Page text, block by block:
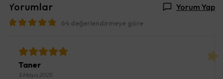
Yorumlar Yorum Yap
64 değerlendirmeye göre
Taner
5 Mayıs 2025